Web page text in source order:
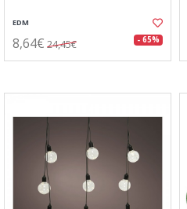
EDM
8,64€ 24,45€ - 65%